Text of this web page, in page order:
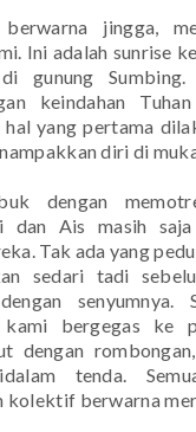
jingga,
Ini adalah sunrise
gunung
keindahan
yang pertama
diri di
dengan
dan Ais masih
Tak ada yang
sedari tadi
senyumnya.
kami bergegas ke
dengan
tenda.
kolektif berwarna